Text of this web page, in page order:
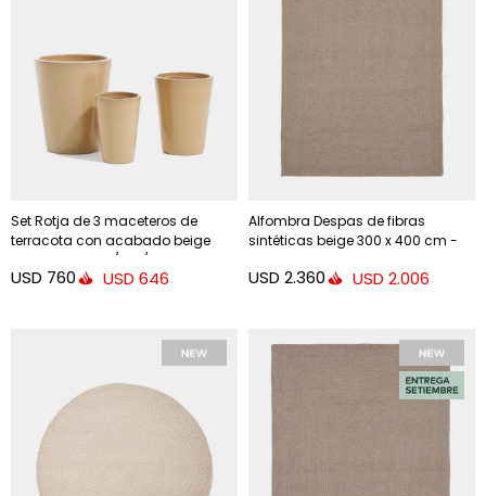
Set Rotja de 3 maceteros de
terracota con acabado beige
glaseado Ø 26 / 35 / 47 cm.
USD 760 USD 646
Alfombra Despas de fibras
sintéticas beige 300 x 400 cm -
USD 2.360 USD 2.006